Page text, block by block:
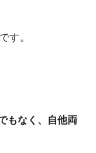
す。
もなく、自他両